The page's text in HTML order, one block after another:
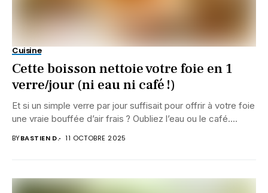
Cuisine
Cette boisson nettoie votre foie en 1
verre/jour (ni eau ni café !)
Et si un simple verre par jour suffisait pour offrir à votre foie
une vraie bouffée d’air frais ? Oubliez l’eau ou le café....
BYBASTIEN D. 11 OCTOBRE 2025